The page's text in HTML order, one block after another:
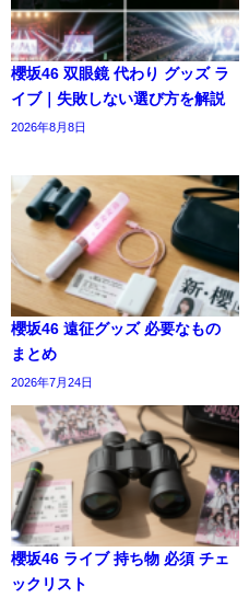
櫻坂46 双眼鏡 代わり グッズ ラ
イブ｜失敗しない選び方を解説
2026年8月8日
櫻坂46 遠征グッズ 必要なもの
まとめ
2026年7月24日
櫻坂46 ライブ 持ち物 必須 チェ
ックリスト